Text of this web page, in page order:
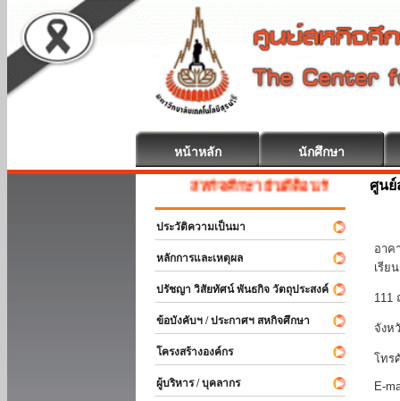
หน้าหลัก นักศึกษา
สหกิจศึกษา ยินดีต้อนรับ
ประวัติความเป็นมา
หลักการและเหตุผล
ปรัชญา วิสัยทัศน์ พันธกิจ วัตถุประสงค์
ข้อบังคับฯ / ประกาศฯ สหกิจศึกษา
โครงสร้างองค์กร
ผู้บริหาร / บุคลากร
ศูน
อาค
เรีย
111
จังห
โทร
E-